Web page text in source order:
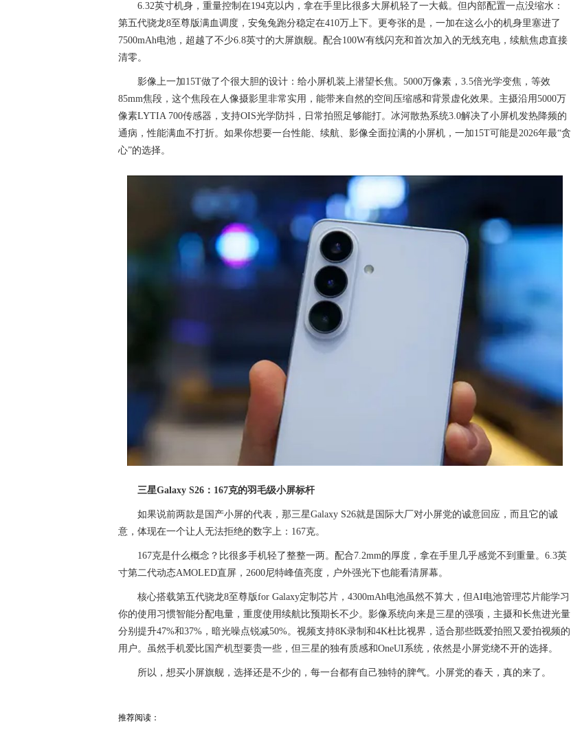
6.32英寸机身，重量控制在194克以内，拿在手里比很多大屏机轻了一大截。但内部配置一点没缩水：
第五代骁龙8至尊版满血调度，安兔兔跑分稳定在410万上下。更夸张的是，一加在这么小的机身里塞进了
7500mAh电池，超越了不少6.8英寸的大屏旗舰。配合100W有线闪充和首次加入的无线充电，续航焦虑直接
清零。
影像上一加15T做了个很大胆的设计：给小屏机装上潜望长焦。5000万像素，3.5倍光学变焦，等效
85mm焦段，这个焦段在人像摄影里非常实用，能带来自然的空间压缩感和背景虚化效果。主摄沿用5000万
像素LYTIA 700传感器，支持OIS光学防抖，日常拍照足够能打。冰河散热系统3.0解决了小屏机发热降频的
通病，性能满血不打折。如果你想要一台性能、续航、影像全面拉满的小屏机，一加15T可能是2026年最“贪
心”的选择。
三星Galaxy S26：167克的羽毛级小屏标杆
如果说前两款是国产小屏的代表，那三星Galaxy S26就是国际大厂对小屏党的诚意回应，而且它的诚
意，体现在一个让人无法拒绝的数字上：167克。
167克是什么概念？比很多手机轻了整整一两。配合7.2mm的厚度，拿在手里几乎感觉不到重量。6.3英
寸第二代动态AMOLED直屏，2600尼特峰值亮度，户外强光下也能看清屏幕。
核心搭载第五代骁龙8至尊版for Galaxy定制芯片，4300mAh电池虽然不算大，但AI电池管理芯片能学习
你的使用习惯智能分配电量，重度使用续航比预期长不少。影像系统向来是三星的强项，主摄和长焦进光量
分别提升47%和37%，暗光噪点锐减50%。视频支持8K录制和4K杜比视界，适合那些既爱拍照又爱拍视频的
用户。虽然手机爱比国产机型要贵一些，但三星的独有质感和OneUI系统，依然是小屏党绕不开的选择。
所以，想买小屏旗舰，选择还是不少的，每一台都有自己独特的脾气。小屏党的春天，真的来了。
推荐阅读：